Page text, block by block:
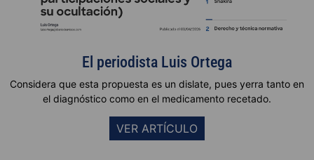
El periodista Luis Ortega
Considera que esta propuesta es un dislate, pues yerra tanto en
el diagnóstico como en el medicamento recetado.
VER ARTÍCULO